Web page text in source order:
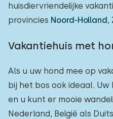
huisdiervriendelijke
provincies Noord-Holland,
Vakantiehuis met
Als u uw hond mee op
bij het bos ook ideaal.
en u kunt er mooie
Nederland, België als